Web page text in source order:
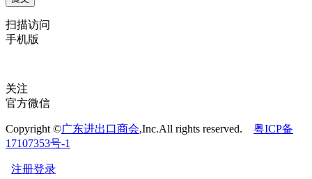
内容Content
官方微信
17107353号-1